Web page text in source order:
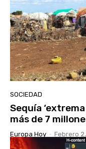
SOCIEDAD
Sequía
más de 7
Europa Hoy - Febrero